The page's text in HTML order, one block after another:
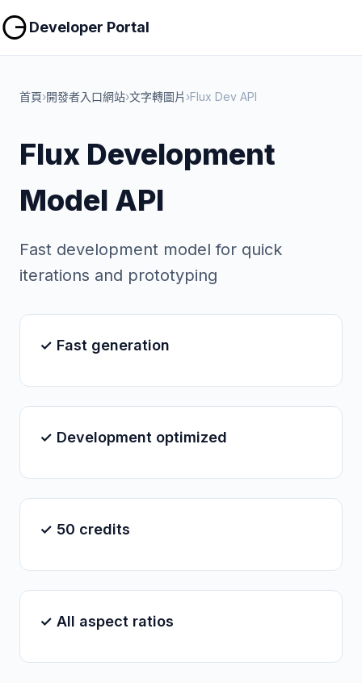
Developer Portal
首頁›開發者入口網站›文字轉圖片 ›Flux Dev API
Flux Development
Model API
Fast development model for quick
iterations and prototyping
✓ Fast generation
✓ Development optimized
✓ 50 credits
✓ All aspect ratios